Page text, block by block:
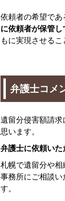
依頼者の希望であ
に依頼者が保管
もに実現させるこ
弁護士コメ
遺留分侵害額請
思います。
弁護士に依頼いた
札幌で遺留分や
事務所にご相談い
す。